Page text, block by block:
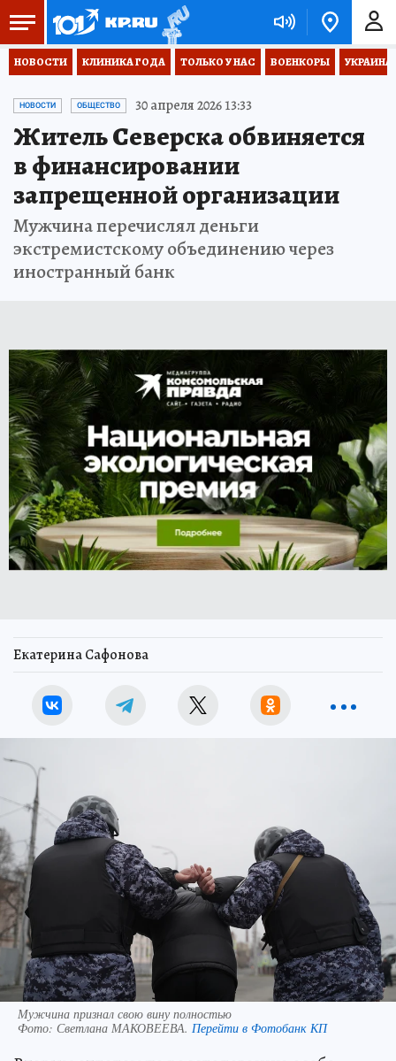
НОВОСТИ КЛИНИКА ГОДА ТОЛЬКО У НАС ВОЕНКОРЫ
НОВОСТИ ОБЩЕСТВО 30 апреля 2026 13:33
Житель Северска обвиняется
в финансировании
запрещенной организации
Мужчина перечислял деньги
экстремистскому объединению через
иностранный банк
Екатерина Сафонова
Мужчина признал свою вину полностью
Фото: Светлана МАКОВЕЕВА. Перейти в Фотобанк КП